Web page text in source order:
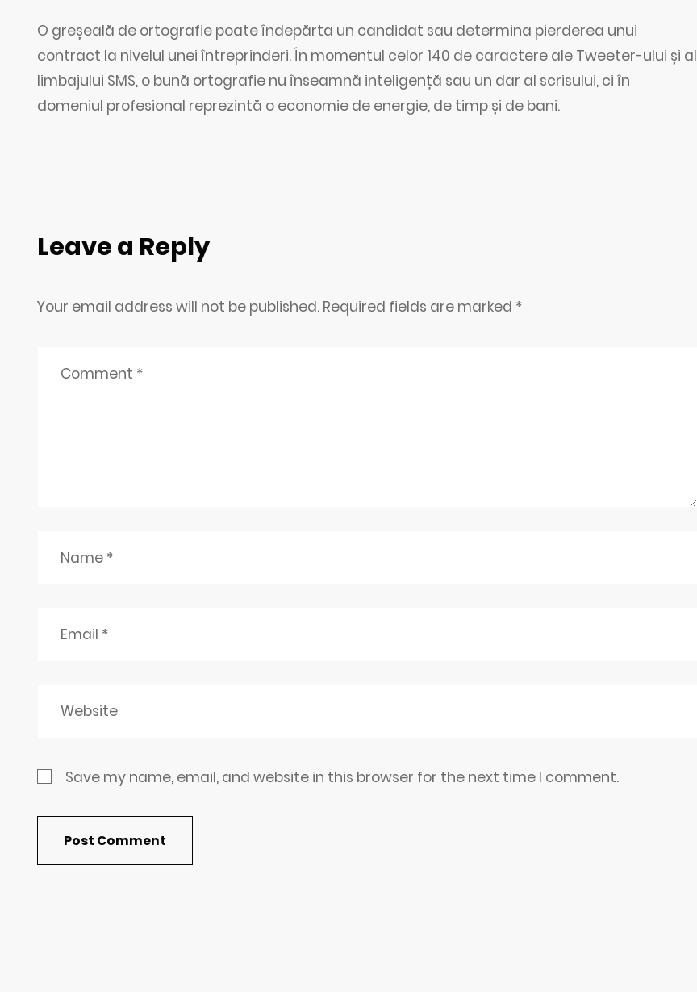
O greșeală de ortografie poate îndepărta un candidat sau determina pierderea unui
contract la nivelul unei întreprinderi. În momentul celor 140 de caractere ale Tweeter-ului și al
limbajului SMS, o bună ortografie nu înseamnă inteligență sau un dar al scrisului, ci în
domeniul profesional reprezintă o economie de energie, de timp și de bani.
Leave a Reply
Your email address will not be published. Required fields are marked *
Save my name, email, and website in this browser for the next time I comment.